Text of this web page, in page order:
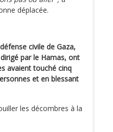
déplacée.
civile de Gaza,
par le Hamas, ont
avaient touché cinq
et en blessant
les décombres à la